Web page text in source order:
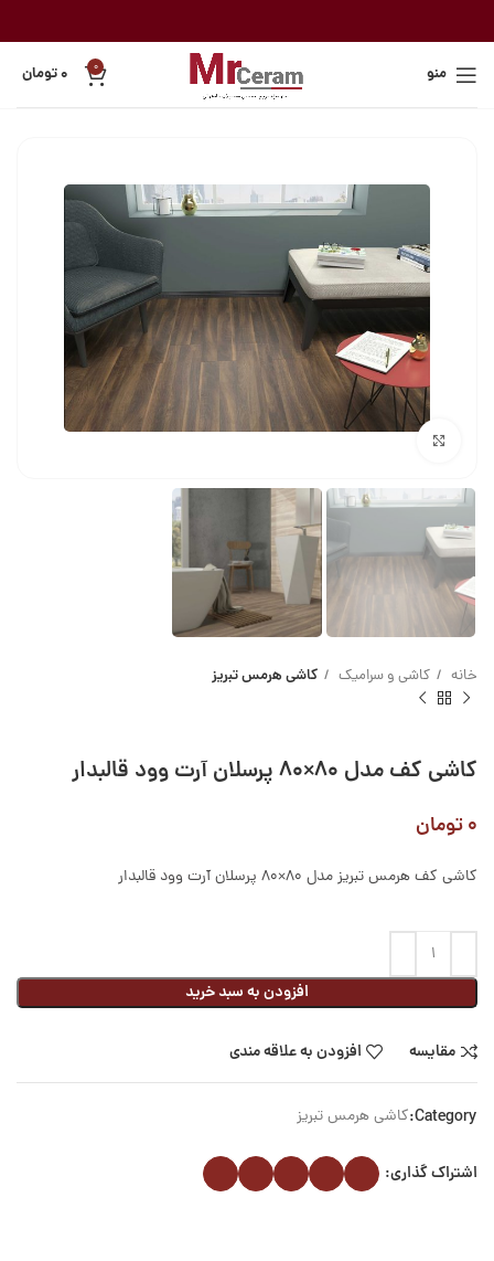
منو 0 ۰تومان
بزرگنمایی تصویر
خانه کاشی و سرامیک کاشی هرمس تبریز
کاشی کف مدل ۸۰×۸۰ پرسلان آرت وود قالبدار
۰تومان
کاشی کف هرمس تبریز مدل 80×80 پرسلان آرت وود قالبدار
افزودن به سبد خرید
مقایسه افزودن به علاقه مندی
Category: کاشی هرمس تبریز
اشتراک گذاری: